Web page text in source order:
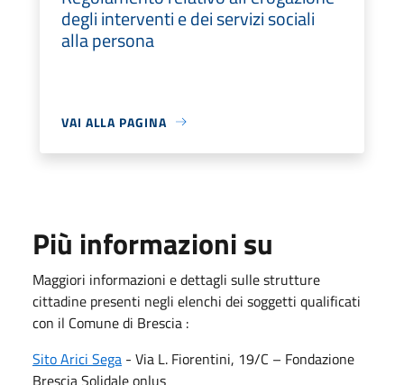
degli interventi e dei servizi sociali
alla persona
VAI ALLA PAGINA
Più informazioni su
Maggiori informazioni e dettagli sulle strutture
cittadine presenti negli elenchi dei soggetti qualificati
con il Comune di Brescia :
Sito Arici Sega - Via L. Fiorentini, 19/C – Fondazione
Brescia Solidale onlus